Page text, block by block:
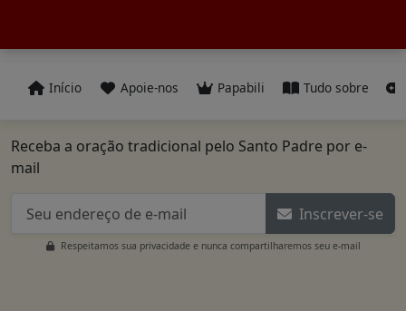
Início Apoie-nos Papabili Tudo sobre
Receba a oração tradicional pelo Santo Padre por e-
mail
Inscrever-se
Respeitamos sua privacidade e nunca compartilharemos seu e-mail